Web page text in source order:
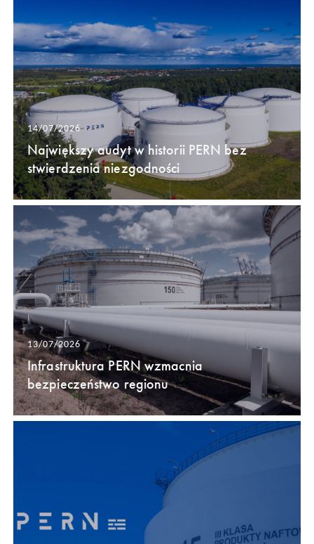
14/07/2026
Największy audyt w historii PERN bez
stwierdzenia niezgodności
13/07/2026
Infrastruktura PERN wzmacnia
bezpieczeństwo regionu